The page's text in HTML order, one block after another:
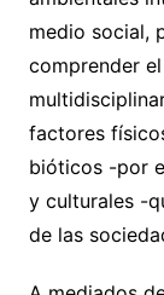
medio social,
comprender
factores
bióticos -por
y culturales -
de las